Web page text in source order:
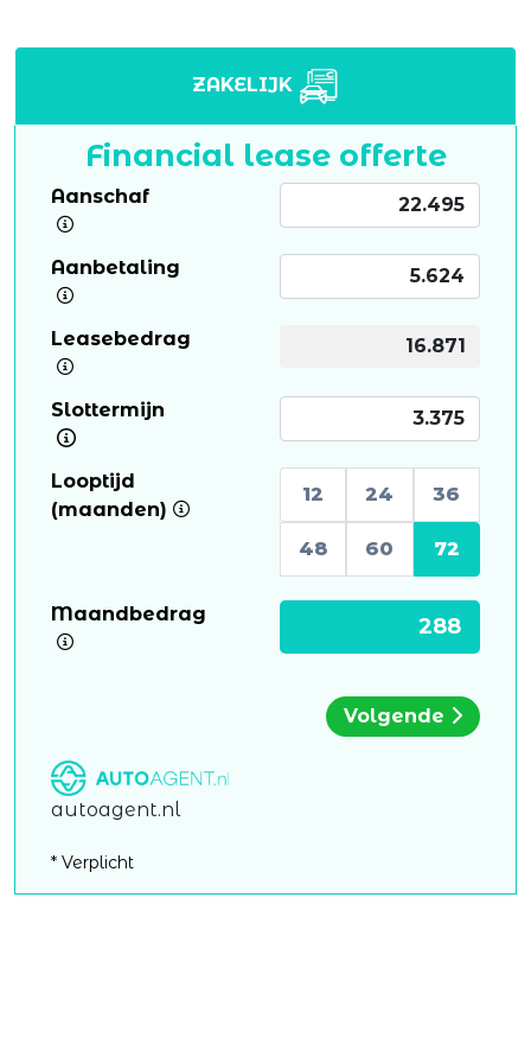
ZAKELIJK
Financial lease offerte
Aanschaf
Aanbetaling
Leasebedrag
Slottermijn
Looptijd
(maanden)
12 24 36
48 60 72
Maandbedrag
autoagent.nl
Volgende
* Verplicht